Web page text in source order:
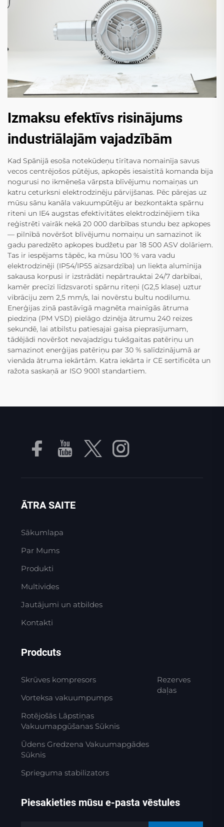
Izmaksu efektīvs risinājums
industriālajām vajadzībām
Kad Spānijā esoša notekūdeņu tīrītava nomainīja savus
vecos centrējošos pūtējus, apkopēs iesaistītā komanda bija
nogurusi no ikmēneša vārpsta blīvējumu nomaiņas un
katru ceturksni elektrodzinēju pārvijšanas. Pēc pārejas uz
mūsu sānu kanāla vakuum­pūtēju ar bezkontakta spārnu
riteni un IE4 augstas efektivitātes elektrodzinējiem tika
reģistrēti vairāk nekā 20 000 darbības stundu bez apkopes
— pilnībā novēršot blīvējumu nomaiņu un samazinot ik
gadu paredzēto apkopes budžetu par 18 500 ASV dolāriem.
Tas ir iespējams tāpēc, ka mūsu 100 % vara vadu
elektrodzinēji (IP54/IP55 aizsardzība) un liekta alumīnija
sakausa korpusi ir izstrādāti nepārtrauktai 24/7 darbībai,
kamēr precīzi līdzsvaroti spārnu riteņi (G2,5 klase) uztur
vibrāciju zem 2,5 mm/s, lai novērstu bultu nodilumu.
Enerģijas ziņā pastāvīgā magnēta mainīgās ātruma
piedziņa (PM VSD) pielāgo dzinēja ātrumu 240 reizes
sekundē, lai atbilstu patiesajai gaisa pieprasījumam,
tādējādi novēršot nevajadzīgu tukšgaitas patēriņu un
samazinot enerģijas patēriņu par 30 % salīdzinājumā ar
vienāda ātruma iekārtām. Katra iekārta ir CE sertificēta un
ražota saskaņā ar ISO 9001 standartiem.
ĀTRA SAITE
Sākumlapa
Par Mums
Produkti
Multivides
Jautājumi un atbildes
Kontakti
Prodcuts
Skrūves kompresors
Vorteksa vakuumpumps
Rotējošās Lāpstiņas
Vakuumapgūšanas Sūknis
Ūdens Gredzena Vakuumapgādes
Sūknis
Sprieguma stabilizators
Rezerves
daļas
Piesakieties mūsu e-pasta vēstules